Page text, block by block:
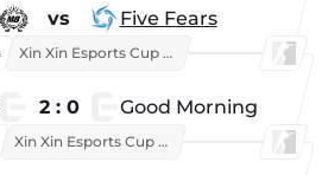
vs Five Fears
Xin Xin Esports Cup 2025
2 : 0 Good Morning
Xin Xin Esports Cup 2026